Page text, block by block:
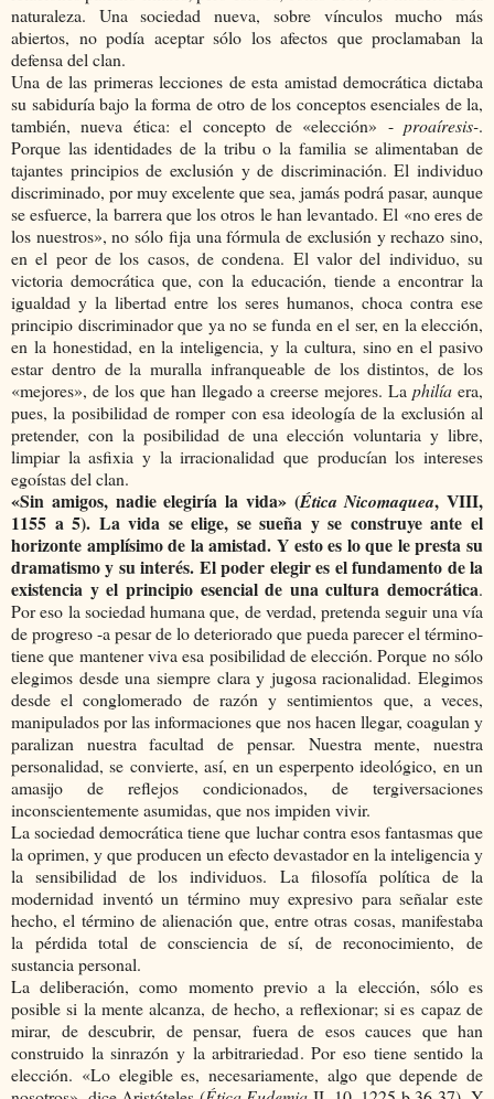
naturaleza. Una sociedad nueva, sobre vínculos mucho más
abiertos, no podía aceptar sólo los afectos que proclamaban la
defensa del clan.
Una de las primeras lecciones de esta amistad democrática dictaba
su sabiduría bajo la forma de otro de los conceptos esenciales de la,
también, nueva ética: el concepto de «elección» - proaíresis-.
Porque las identidades de la tribu o la familia se alimentaban de
tajantes principios de exclusión y de discriminación. El individuo
discriminado, por muy excelente que sea, jamás podrá pasar, aunque
se esfuerce, la barrera que los otros le han levantado. El «no eres de
los nuestros», no sólo fija una fórmula de exclusión y rechazo sino,
en el peor de los casos, de condena. El valor del individuo, su
victoria democrática que, con la educación, tiende a encontrar la
igualdad y la libertad entre los seres humanos, choca contra ese
principio discriminador que ya no se funda en el ser, en la elección,
en la honestidad, en la inteligencia, y la cultura, sino en el pasivo
estar dentro de la muralla infranqueable de los distintos, de los
«mejores», de los que han llegado a creerse mejores. Laphilíaera,
pues, la posibilidad de romper con esa ideología de la exclusión al
pretender, con la posibilidad de una elección voluntaria y libre,
limpiar la asfixia y la irracionalidad que producían los intereses
egoístas del clan.
«Sin amigos, nadie elegiría la vida» (Ética Nicomaquea, VIII,
1155 a 5). La vida se elige, se sueña y se construye ante el
horizonte amplísimo de la amistad. Y esto es lo que le presta su
dramatismo y su interés. El poder elegir es el fundamento de la
existencia y el principio esencial de una cultura democrática.
Por eso la sociedad humana que, de verdad, pretenda seguir una vía
de progreso -a pesar de lo deteriorado que pueda parecer el término-
tiene que mantener viva esa posibilidad de elección. Porque no sólo
elegimos desde una siempre clara y jugosa racionalidad. Elegimos
desde el conglomerado de razón y sentimientos que, a veces,
manipulados por las informaciones que nos hacen llegar, coagulan y
paralizan nuestra facultad de pensar. Nuestra mente, nuestra
personalidad, se convierte, así, en un esperpento ideológico, en un
amasijo de reflejos condicionados, de tergiversaciones
inconscientemente asumidas, que nos impiden vivir.
La sociedad democrática tiene que luchar contra esos fantasmas que
la oprimen, y que producen un efecto devastador en la inteligencia y
la sensibilidad de los individuos. La filosofía política de la
modernidad inventó un término muy expresivo para señalar este
hecho, el término de alienación que, entre otras cosas, manifestaba
la pérdida total de consciencia de sí, de reconocimiento, de
sustancia personal.
La deliberación, como momento previo a la elección, sólo es
posible si la mente alcanza, de hecho, a reflexionar; si es capaz de
mirar, de descubrir, de pensar, fuera de esos cauces que han
construido la sinrazón y la arbitrariedad. Por eso tiene sentido la
elección. «Lo elegible es, necesariamente, algo que depende de